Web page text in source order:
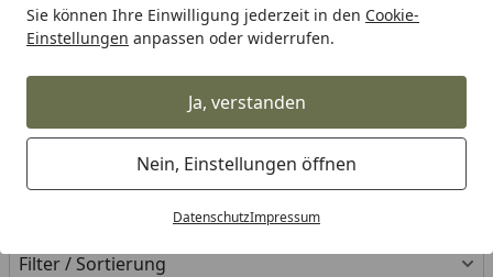
Sie können Ihre Einwilligung jederzeit in den Cookie-
Einstellungen anpassen oder widerrufen.
Ja, verstanden
Nein, Einstellungen öffnen
DatenschutzImpressum
Startseite
Zauntechnik Doppeltore Zubehör für Doppeltore
Zubehör für Deutsche Zauntechnik
Doppeltore
Ihre Artikelübersicht
Filter / Sortierung